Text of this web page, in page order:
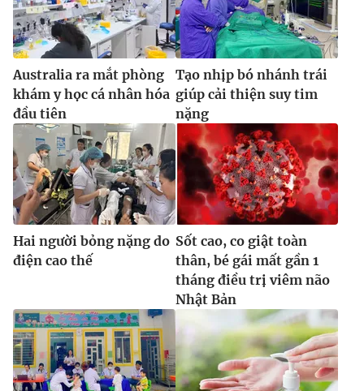
® Cấm sao chép dưới mọi hình thức nếu không có sự chấp
thuận bằng văn bản. Ghi rõ nguồn VTV.vn khi phát hành lại
thông tin từ website này.
Australia ra mắt phòng
khám y học cá nhân hóa
đầu tiên
Tạo nhịp bó nhánh trái
giúp cải thiện suy tim
nặng
Hai người bỏng nặng do
điện cao thế
Sốt cao, co giật toàn
thân, bé gái mất gần 1
tháng điều trị viêm não
Nhật Bản